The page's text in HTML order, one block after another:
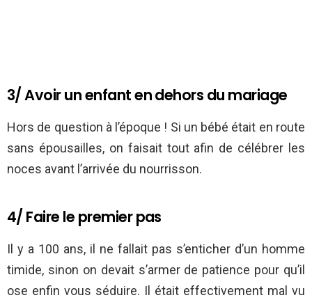
3/ Avoir un enfant en dehors du mariage
Hors de question à l’époque ! Si un bébé était en route
sans épousailles, on faisait tout afin de célébrer les
noces avant l’arrivée du nourrisson.
4/ Faire le premier pas
Il y a 100 ans, il ne fallait pas s’enticher d’un homme
timide, sinon on devait s’armer de patience pour qu’il
ose enfin vous séduire. Il était effectivement mal vu